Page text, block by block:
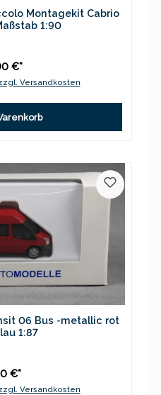
Montagekit Cabrio
1:90
€*
Versandkosten
06 Bus -metallic rot
1:87
€*
Versandkosten